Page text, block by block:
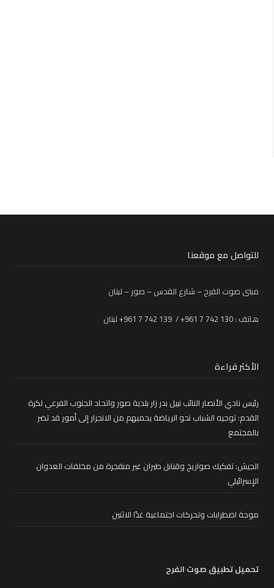
للتواصل مع موقعنا
مبنى صوت الفرح – شارع القدس – صور – لبنان
هاتف : 130 742 7 961+ / 139 742 7 961+ لبنان
الأكثر قراءة
رئيس نادي الأنصار النائب نبيل بدر زار بلدية صور واتحاد الجنوب الفرعي لكرة
القدم: توجيه الشباب نحو الرياضة يحميهم من الانجرار إلى أمور قد تضر
بالمجتمع
الجيش: تفكيك صواريخ وقنابل طيران غير منفجرة من مخلفات العدوان
الإسرائيلي
موجة اضطرابات وتحركات اجتماعية غدًا الاثنين
تحميل تطبيق صوت الفرح